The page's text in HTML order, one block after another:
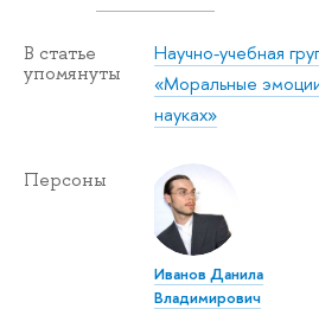
В статье
упомянуты
Научно-учебная
«Моральные
науках»
Персоны
Иванов Данила
Владимирович